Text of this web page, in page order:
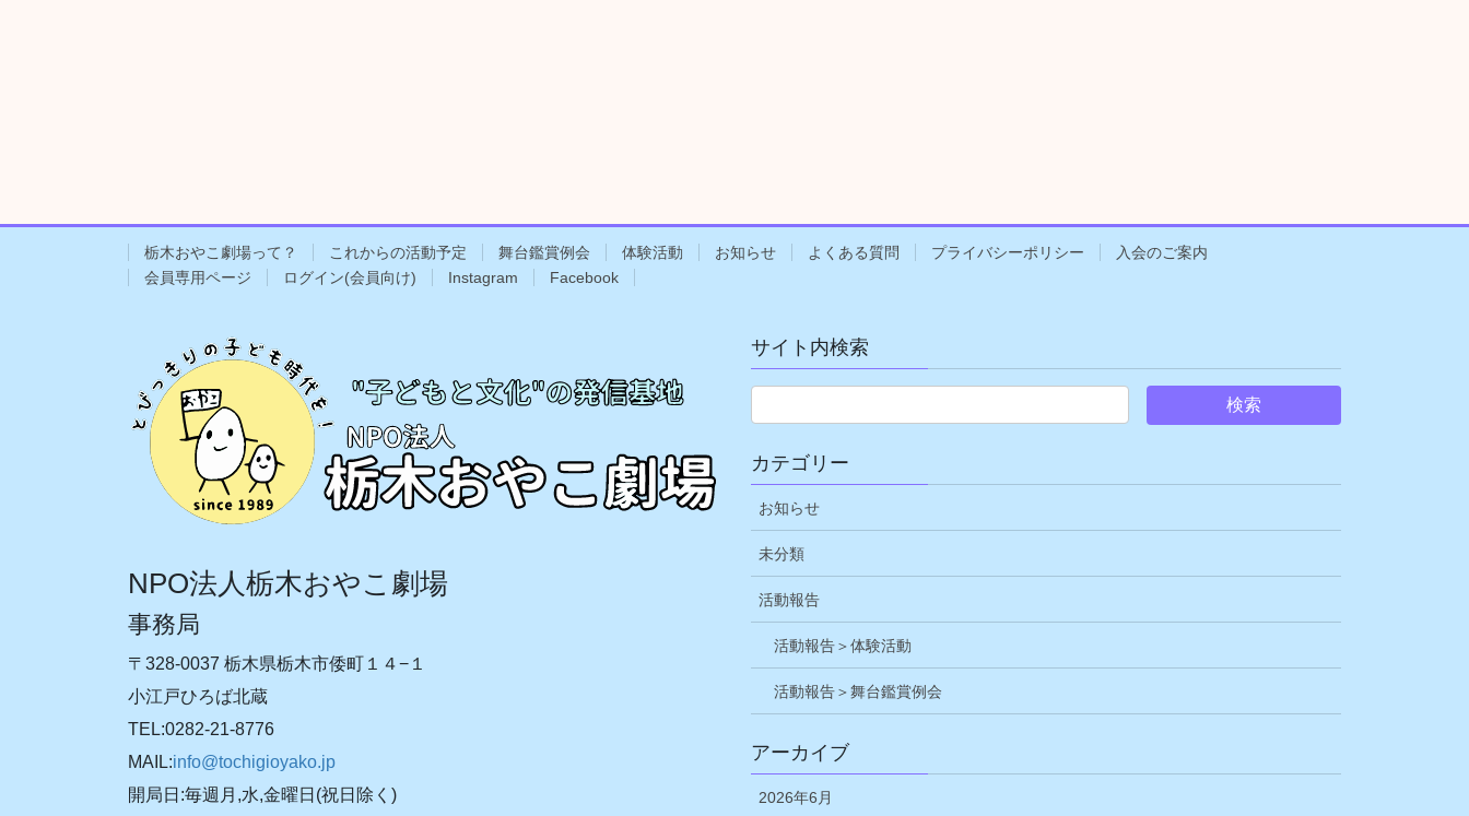
栃木おやこ劇場って？ これからの活動予定 舞台鑑賞例会 体験活動 お知らせ よくある質問 プライバシーポリシー
入会のご案内
会員専用ページ
ログイン(会員向け) Instagram Facebook
NPO法人栃木おやこ劇場
事務局
〒328-0037 栃木県栃木市倭町１４−１
小江戸ひろば北蔵
TEL:0282-21-8776
MAIL:info@tochigioyako.jp
開局日:毎週月,水,金曜日(祝日除く)
サイト内検索
カテゴリー
お知らせ
未分類
活動報告
活動報告＞体験活動
活動報告＞舞台鑑賞例会
アーカイブ
2026年6月